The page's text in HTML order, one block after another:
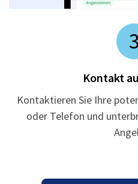
3
Kontakt
Kontaktieren Sie Ihre
oder Telefon und